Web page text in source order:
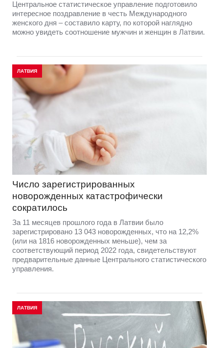
Центральное статистическое управление подготовило
интересное поздравление в честь Международного
женского дня – составило карту, по которой наглядно
можно увидеть соотношение мужчин и женщин в Латвии.
ЛАТВИЯ
Число зарегистрированных
новорожденных катастрофически
сократилось
За 11 месяцев прошлого года в Латвии было
зарегистрировано 13 043 новорожденных, что на 12,2%
(или на 1816 новорожденных меньше), чем за
соответствующий период 2022 года, свидетельствуют
предварительные данные Центрального статистического
управления.
ЛАТВИЯ